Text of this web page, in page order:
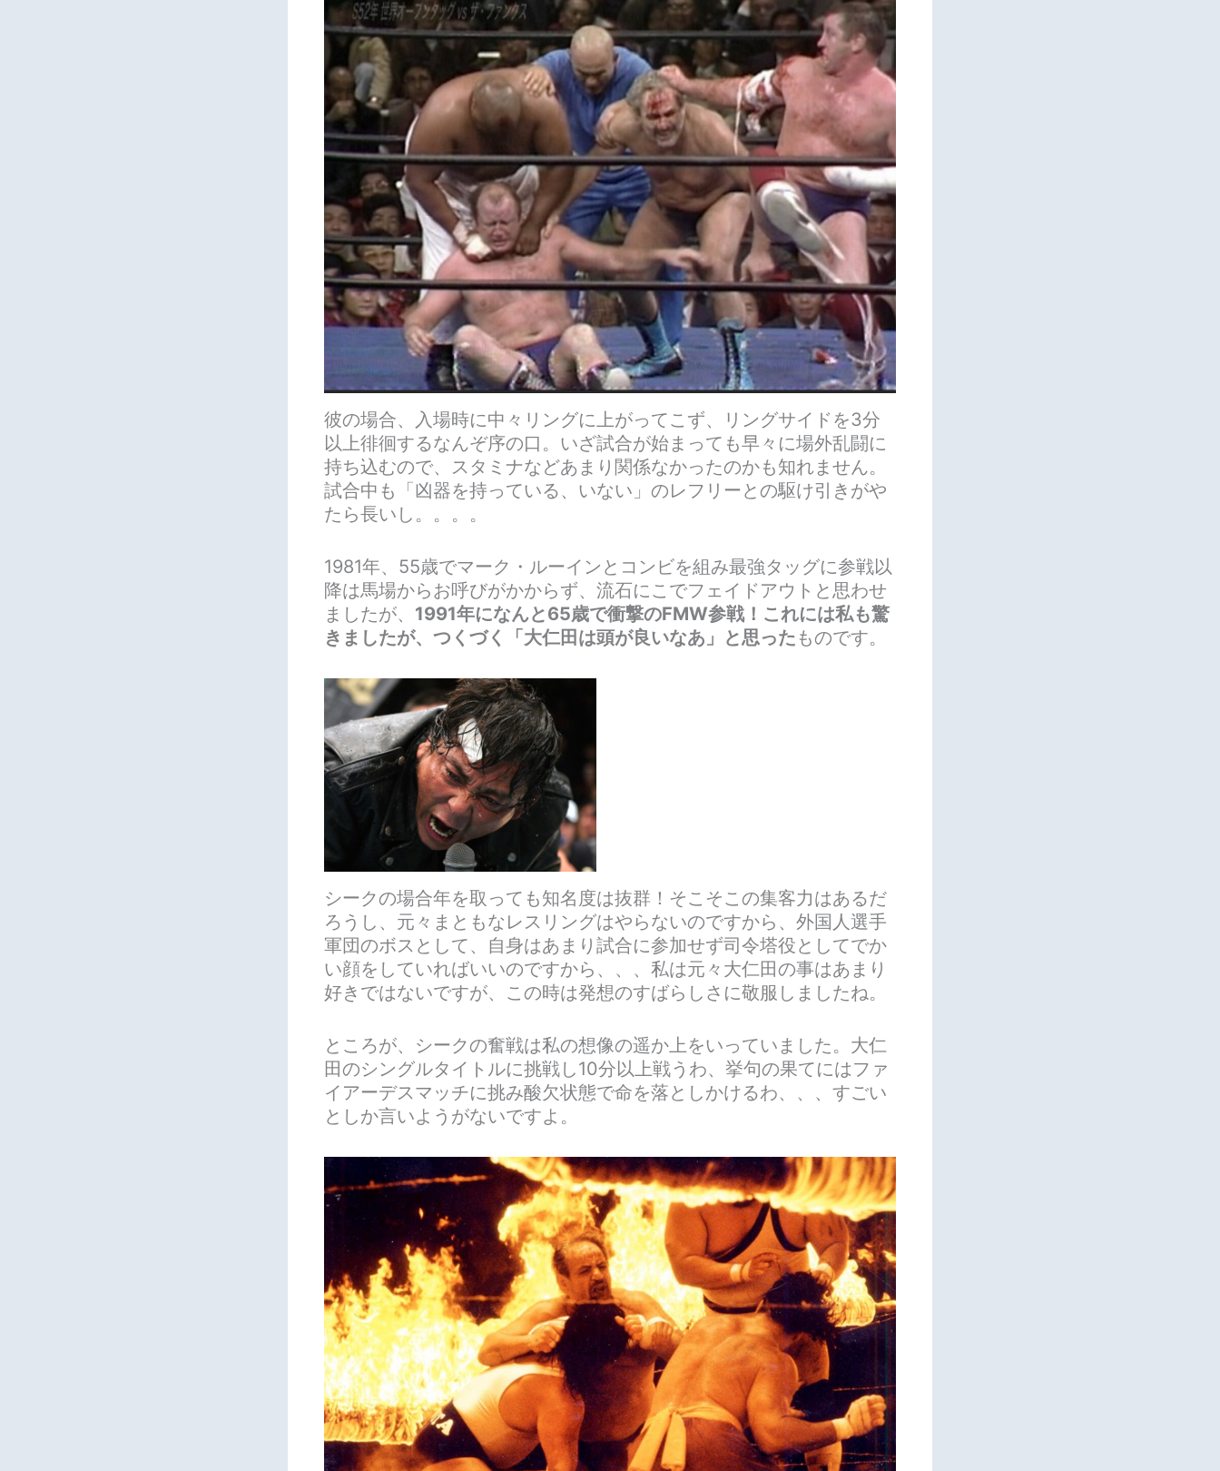
彼の場合、入場時に中々リングに上がってこず、リングサイドを3分
以上徘徊するなんぞ序の口。いざ試合が始まっても早々に場外乱闘に
持ち込むので、スタミナなどあまり関係なかったのかも知れません。
試合中も「凶器を持っている、いない」のレフリーとの駆け引きがや
たら長いし。。。。
1981年、55歳でマーク・ルーインとコンビを組み最強タッグに参戦以
降は馬場からお呼びがかからず、流石にこでフェイドアウトと思わせ
ましたが、 1991年になんと65歳で衝撃のFMW参戦！これには私も驚
きましたが、つくづく「大仁田は頭が良いなあ」と思った ものです。
シークの場合年を取っても知名度は抜群！そこそこの集客力はあるだ
ろうし、元々まともなレスリングはやらないのですから、外国人選手
軍団のボスとして、自身はあまり試合に参加せず司令塔役としてでか
い顔をしていればいいのですから、、、私は元々大仁田の事はあまり
好きではないですが、この時は発想のすばらしさに敬服しましたね。
ところが、シークの奮戦は私の想像の遥か上をいっていました。大仁
田のシングルタイトルに挑戦し10分以上戦うわ、挙句の果てにはファ
イアーデスマッチに挑み酸欠状態で命を落としかけるわ、、、すごい
としか言いようがないですよ。